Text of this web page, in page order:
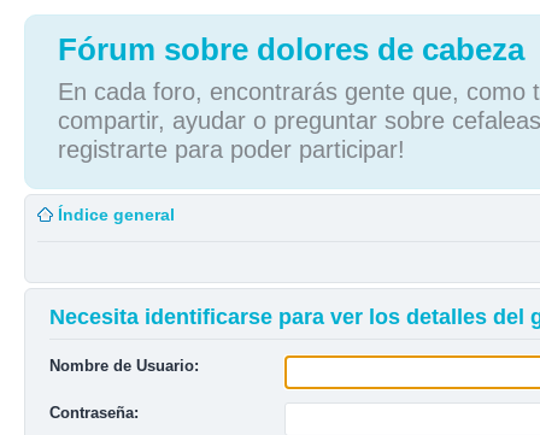
Fórum sobre dolores de cabeza
En cada foro, encontrarás gente que, como
compartir, ayudar o preguntar sobre
registrarte para poder participar!
Índice general
Necesita identificarse para ver los detalles del
Nombre de Usuario:
Contraseña: